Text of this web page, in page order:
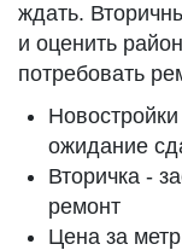
ждать.
и оценить
потребовать
ожидание
Вторичка -
ремонт
Цена за